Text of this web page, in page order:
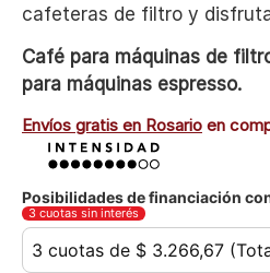
cafeteras de filtro y
Café para máquinas de
para máquinas espresso.
Envíos gratis en Rosario en
Posibilidades de financiación
3 cuotas sin interés